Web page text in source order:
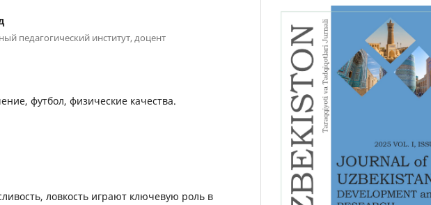
педагогический институт, доцент
футбол, физические качества.
ловкость играют ключевую роль в